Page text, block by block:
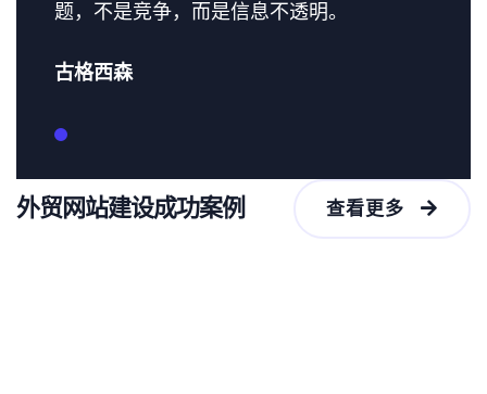
题，不是竞争，而是信息不透明。
古格西森
外贸网站建设成功案例 查看更多